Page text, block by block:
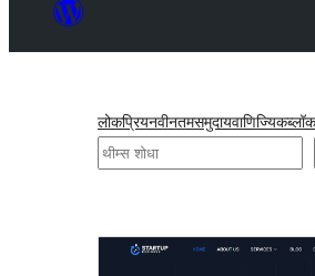
लोकप्रियनवीनतमसमुदायवाणिज्यिक
शोधा
स्वरूपित